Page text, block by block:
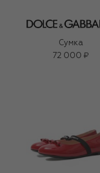
Сумка
72 000 ₽